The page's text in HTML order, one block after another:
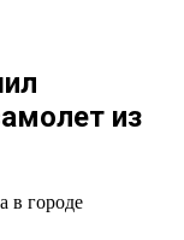
из
в городе